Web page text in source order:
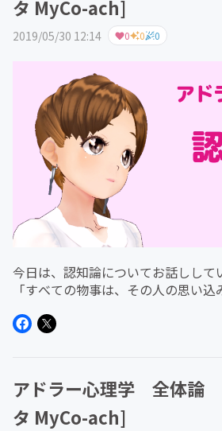
タ MyCo-ach]
2019/05/30 12:14 0 0 0
今日は、認知論についてお話しして
「すべての物事は、その人の思い
が言うには、何をどう思いこむかで
アドラー心理学 全体論
タ MyCo-ach]